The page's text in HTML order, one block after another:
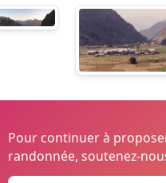
Pour continuer à
randonnée, soutenez-